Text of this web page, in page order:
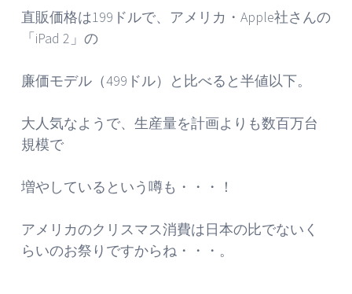
直販価格は199ドルで、アメリカ・Apple社さんの
「iPad 2」の
廉価モデル（499ドル）と比べると半値以下。
大人気なようで、生産量を計画よりも数百万台
規模で
増やしているという噂も・・・！
アメリカのクリスマス消費は日本の比でないく
らいのお祭りですからね・・・。